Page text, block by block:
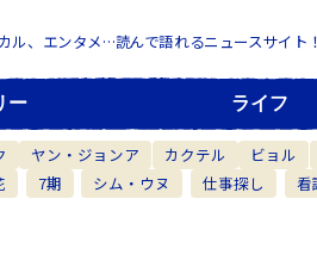
ル、エンタメ…読んで語れるニュースサイト！
ー ライフ
ヤン・ジョンア カクテル ビョル
7期 シム・ウヌ 仕事探し 看